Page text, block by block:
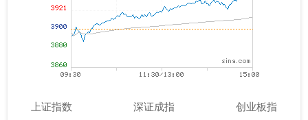
上证指数 深证成指 创业板指